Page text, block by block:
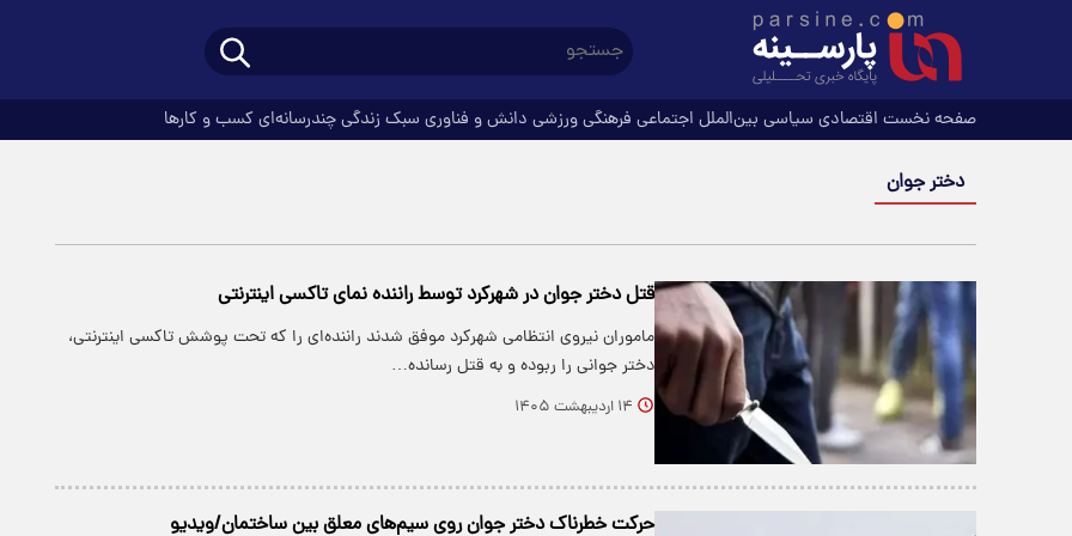
صفحه نخست اقتصادی سیاسی بین‌الملل اجتماعی فرهنگیورزشی دانش و فناوری سبک زندگیچندرسانه‌ای کسب و کارها
دختر جوان
قتل دختر جوان در شهرکرد توسط راننده نمای تاکسی اینترنتی
ماموران نیروی انتظامی شهرکرد موفق شدند راننده‌ای را که تحت پوشش تاکسی اینترنتی،
دختر جوانی را ربوده و به قتل رسانده…
۱۴ اردیبهشت ۱۴۰۵
حرکت خطرناک دختر جوان روی سیم‌های معلق بین ساختمان/ویدیو